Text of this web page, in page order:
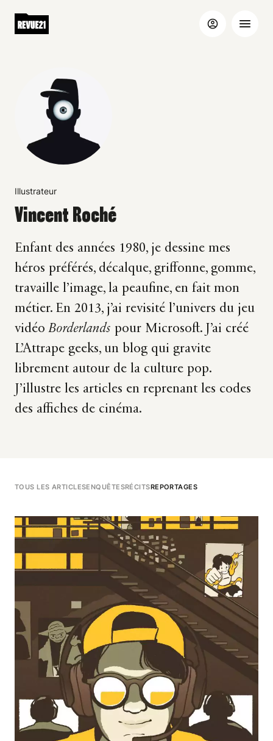
Illustrateur
Vincent Roché
Enfant des années 1980, je dessine mes
héros préférés, décalque, griffonne, gomme,
travaille l’image, la peaufine, en fait mon
métier. En 2013, j’ai revisité l’univers du jeu
vidéoBorderlands pour Microsoft. J’ai créé
L’Attrape geeks, un blog qui gravite
librement autour de la culture pop.
J’illustre les articles en reprenant les codes
des affiches de cinéma.
TOUS LES ARTICLESENQUÊTESRÉCITSREPORTAGES